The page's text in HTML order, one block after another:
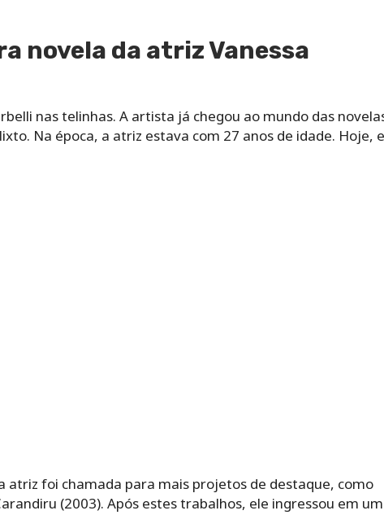
novela da atriz Vanessa
nas telinhas. A artista já chegou ao mundo das
Na época, a atriz estava com 27 anos de idade. Hoje,
atriz foi chamada para mais projetos de destaque, como
(2003). Após estes trabalhos, ele ingressou em um